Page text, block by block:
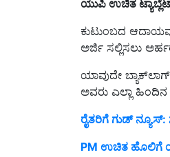
ಕುಟುಂಬದ
ಅರ್ಜಿ ಸಲ್ಲಿಸಲು
ಯಾವುದೇ
ಅವರು ಎಲ್ಲಾ ಹಿಂದಿನ
ರೈತರಿಗೆ ಗುಡ್
PM ಉಚಿತ ಹೊಲಿಗೆ